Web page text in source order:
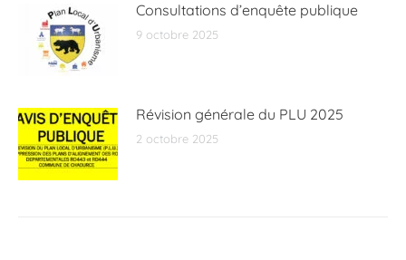
Consultations d’enquête publique
9 octobre 2025
Révision générale du PLU 2025
2 octobre 2025